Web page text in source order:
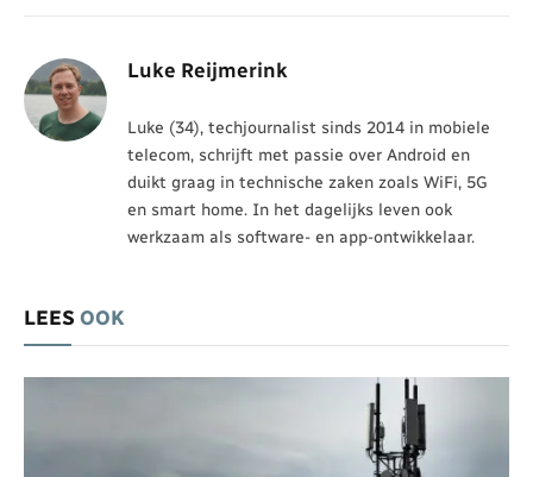
Luke Reijmerink
Luke (34), techjournalist sinds 2014 in mobiele
telecom, schrijft met passie over Android en
duikt graag in technische zaken zoals WiFi, 5G
en smart home. In het dagelijks leven ook
werkzaam als software- en app-ontwikkelaar.
LEES OOK